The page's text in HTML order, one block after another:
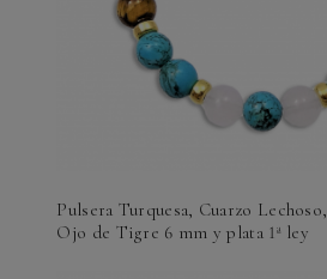
Pulsera Turquesa, Cuarzo Lechoso,
Ojo de Tigre 6 mm y plata 1ª ley